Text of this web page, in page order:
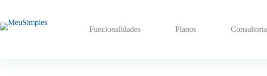
o
conteúdo
Funcionalidades Planos Consultoria